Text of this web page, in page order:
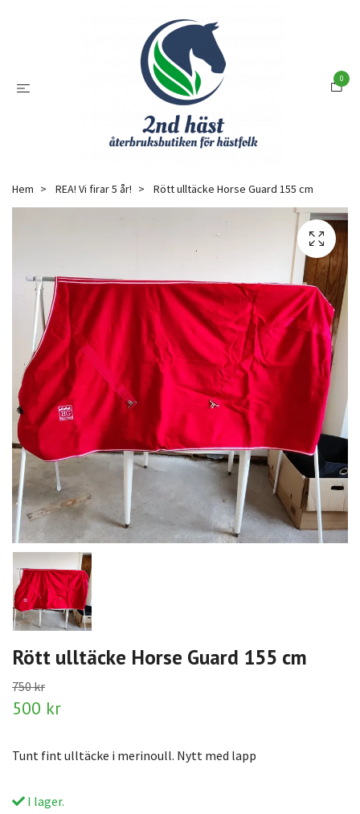
0
Hem REA! Vi firar 5 år! Rött ulltäcke Horse Guard 155 cm
Rött ulltäcke Horse Guard 155 cm
750 kr
500 kr
Tunt fint ulltäcke i merinoull. Nytt med lapp
I lager.